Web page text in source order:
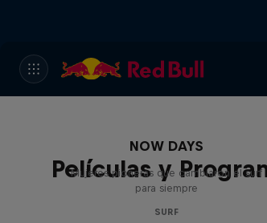
Películas y
NOW DAYS
Mujeres pioneras que cambiaron el surf
para siempre
SURF